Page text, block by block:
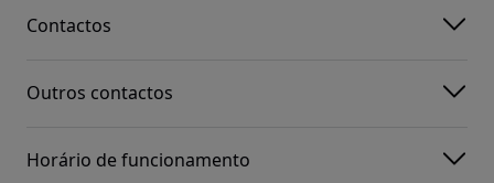
Contactos
Outros contactos
Horário de funcionamento